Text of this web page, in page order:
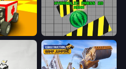
Hydraulic Press 2D ASMR